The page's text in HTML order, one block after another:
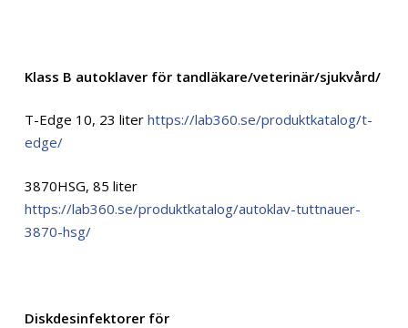
Klass B autoklaver för tandläkare/veterinär/sjukvård/
T-Edge 10, 23 liter https://lab360.se/produktkatalog/t-
edge/
3870HSG, 85 liter
https://lab360.se/produktkatalog/autoklav-tuttnauer-
3870-hsg/
Diskdesinfektorer för